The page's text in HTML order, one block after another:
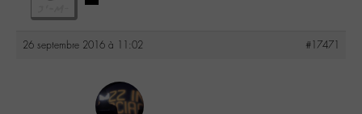
26 septembre 2016 à 11:02 #17471